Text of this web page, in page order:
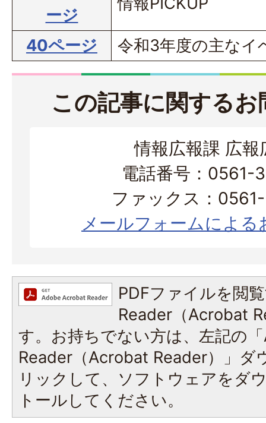
ージ
40ページ 令和3年度の主なイ
この記事に関する
情報広報課 広報
電話番号：0561-
ファックス：
メールフォームによる
PDFファイルを閲
Reader（Acrobat
す。お持ちでない方は、左記の
Reader（Acrobat Reader）」ダ
リックして、ソフトウェアをダ
トールしてください。